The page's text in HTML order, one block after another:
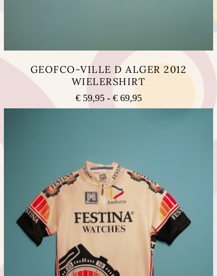
GEOFCO-VILLE D ALGER 2012
WIELERSHIRT
€59,95 - €69,95Prijsklasse:
€ 59,95
optie
kan
gekozen
worden
op
productpagina